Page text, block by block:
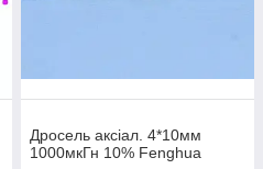
Дросель аксіал. 4*10мм
1000мкГн 10% Fenghua